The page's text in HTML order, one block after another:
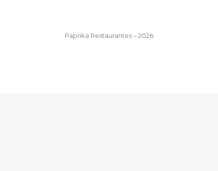
Paprika Restaurantes – 2026